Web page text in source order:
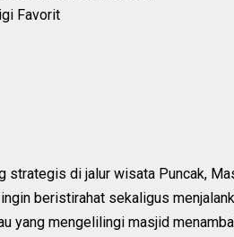
Favorit
strategis di jalur wisata Puncak,
beristirahat sekaligus
yang mengelilingi masjid